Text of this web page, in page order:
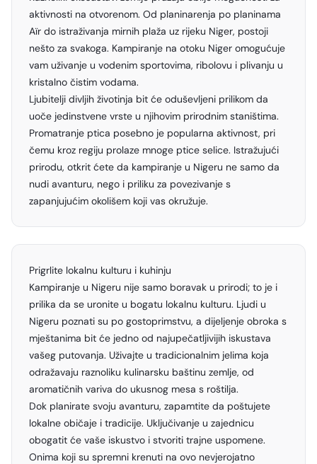
aktivnosti na otvorenom. Od planinarenja po planinama
Aïr do istraživanja mirnih plaža uz rijeku Niger, postoji
nešto za svakoga. Kampiranje na otoku Niger omogućuje
vam uživanje u vodenim sportovima, ribolovu i plivanju u
kristalno čistim vodama.
Ljubitelji divljih životinja bit će oduševljeni prilikom da
uoče jedinstvene vrste u njihovim prirodnim staništima.
Promatranje ptica posebno je popularna aktivnost, pri
čemu kroz regiju prolaze mnoge ptice selice. Istražujući
prirodu, otkrit ćete da kampiranje u Nigeru ne samo da
nudi avanturu, nego i priliku za povezivanje s
zapanjujućim okolišem koji vas okružuje.
Prigrlite lokalnu kulturu i kuhinju
Kampiranje u Nigeru nije samo boravak u prirodi; to je i
prilika da se uronite u bogatu lokalnu kulturu. Ljudi u
Nigeru poznati su po gostoprimstvu, a dijeljenje obroka s
mještanima bit će jedno od najupečatljivijih iskustava
vašeg putovanja. Uživajte u tradicionalnim jelima koja
odražavaju raznoliku kulinarsku baštinu zemlje, od
aromatičnih variva do ukusnog mesa s roštilja.
Dok planirate svoju avanturu, zapamtite da poštujete
lokalne običaje i tradicije. Uključivanje u zajednicu
obogatit će vaše iskustvo i stvoriti trajne uspomene.
Onima koji su spremni krenuti na ovo nevjerojatno